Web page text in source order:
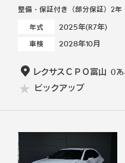
整備・保証付き（部分保証）2年
年式
2025年(R7年)
車検 2028年10月
レクサスＣＰＯ富山
ピックアップ